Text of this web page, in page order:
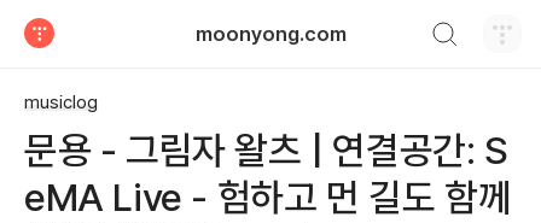
moonyong.com
musiclog
문용 - 그림자 왈츠 | 연결공간: S
eMA Live - 험하고 먼 길도 함께